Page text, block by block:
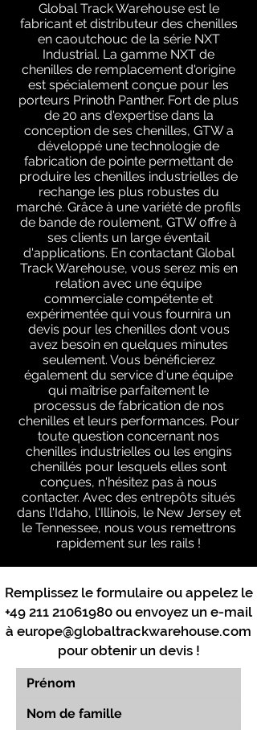
Global Track Warehouse est le
fabricant et distributeur des chenilles
en caoutchouc de la série NXT
Industrial. La gamme NXT de
chenilles de remplacement d'origine
est spécialement conçue pour les
porteurs Prinoth Panther. Fort de plus
de 20 ans d'expertise dans la
conception de ses chenilles, GTW a
développé une technologie de
fabrication de pointe permettant de
produire les chenilles industrielles de
rechange les plus robustes du
marché. Grâce à une variété de profils
de bande de roulement, GTW offre à
ses clients un large éventail
d'applications. En contactant Global
Track Warehouse, vous serez mis en
relation avec une équipe
commerciale compétente et
expérimentée qui vous fournira un
devis pour les chenilles dont vous
avez besoin en quelques minutes
seulement. Vous bénéficierez
également du service d'une équipe
qui maîtrise parfaitement le
processus de fabrication de nos
chenilles et leurs performances. Pour
toute question concernant nos
chenilles industrielles ou les engins
chenillés pour lesquels elles sont
conçues, n'hésitez pas à nous
contacter. Avec des entrepôts situés
dans l'Idaho, l'Illinois, le New Jersey et
le Tennessee, nous vous remettrons
rapidement sur les rails !
Remplissez le formulaire ou appelez le
+49 211 21061980 ou envoyez un e-mail
à europe@globaltrackwarehouse.com
pour obtenir un devis !